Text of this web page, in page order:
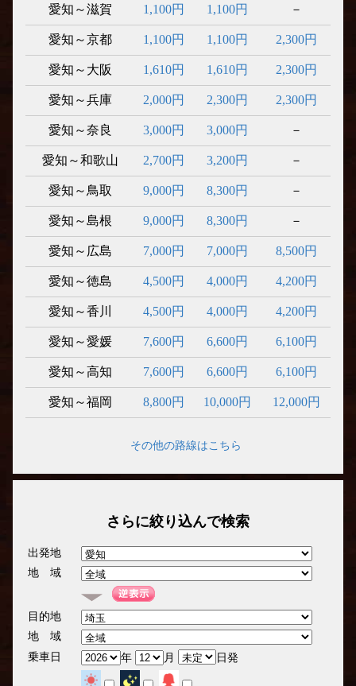
愛知～滋賀 1,100円 1,100円 －
愛知～京都 1,100円 1,100円 2,300円
愛知～大阪 1,610円 1,610円 2,300円
愛知～兵庫 2,000円 2,300円 2,300円
愛知～奈良 3,000円 3,000円 －
愛知～和歌山 2,700円 3,200円 －
愛知～鳥取 9,000円 8,300円 －
愛知～島根 9,000円 8,300円 －
愛知～広島 7,000円 7,000円 8,500円
愛知～徳島 4,500円 4,000円 4,200円
愛知～香川 4,500円 4,000円 4,200円
愛知～愛媛 7,600円 6,600円 6,100円
愛知～高知 7,600円 6,600円 6,100円
愛知～福岡 8,800円 10,000円 12,000円
その他の路線はこちら
さらに絞り込んで検索
出発地
地 域
目的地
地 域
乗車日
年 月 日発